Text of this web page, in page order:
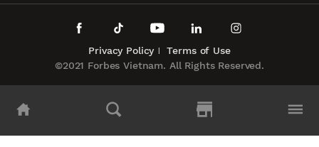
©2021 Forbes Vietnam. All Rights Reserved.
Privacy Policy Terms of Use